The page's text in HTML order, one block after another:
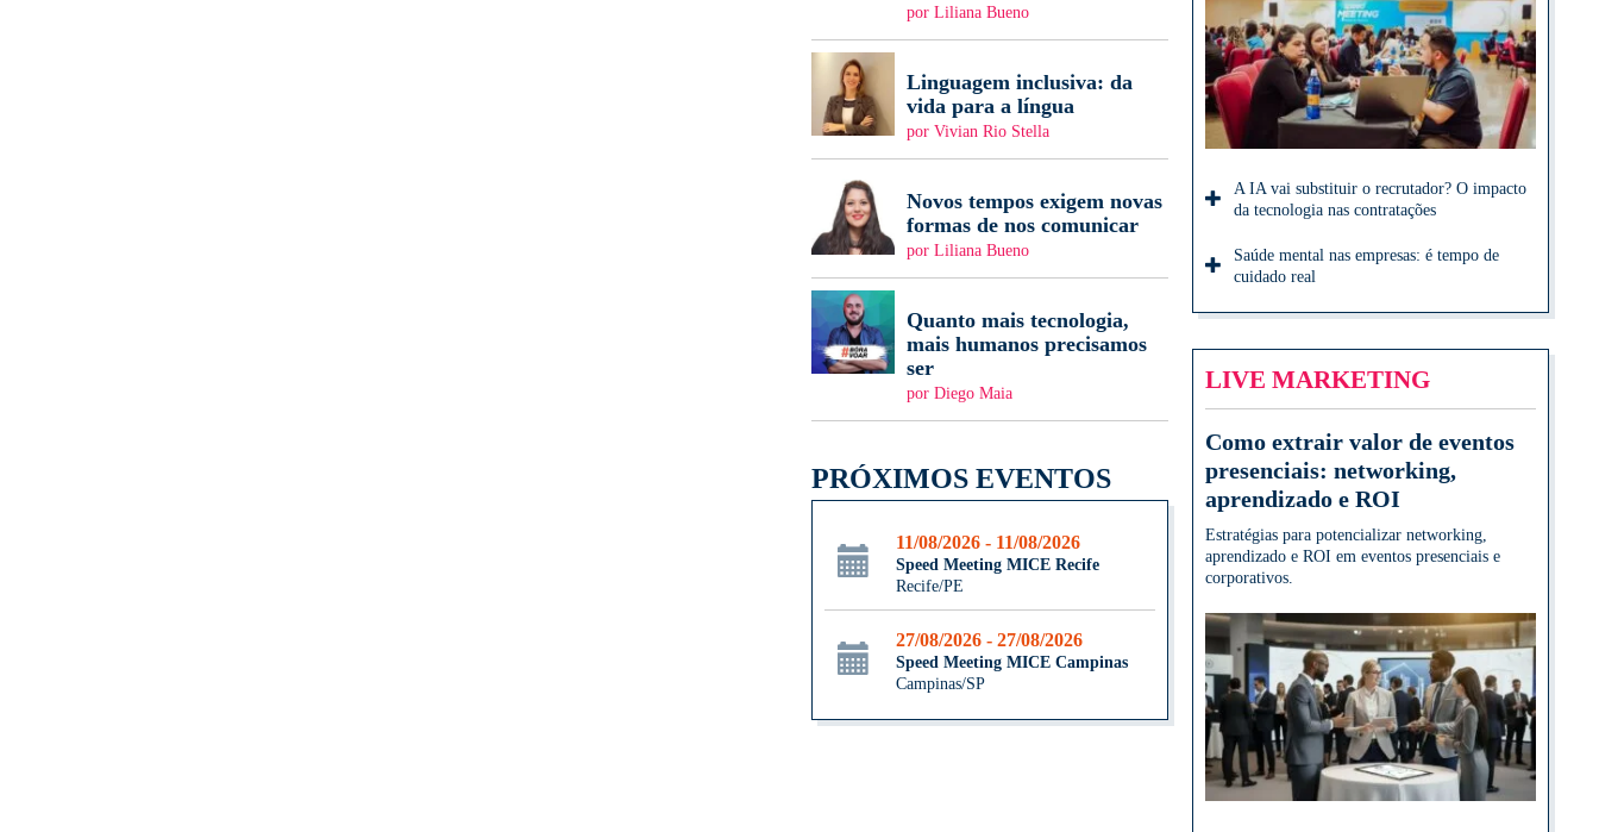
por Liliana Bueno
Linguagem inclusiva: da
vida para a língua
por Vivian Rio Stella
Novos tempos exigem novas
formas de nos comunicar
por Liliana Bueno
Quanto mais tecnologia,
mais humanos precisamos
ser
por Diego Maia
PRÓXIMOS EVENTOS
11/08/2026 - 11/08/2026
Speed Meeting MICE Recife
Recife/PE
27/08/2026 - 27/08/2026
Speed Meeting MICE Campinas
Campinas/SP
A IA vai substituir o recrutador? O impacto
da tecnologia nas contratações
Saúde mental nas empresas: é tempo de
cuidado real
LIVE MARKETING
Como extrair valor de eventos
presenciais: networking,
aprendizado e ROI
Estratégias para potencializar networking,
aprendizado e ROI em eventos presenciais e
corporativos.